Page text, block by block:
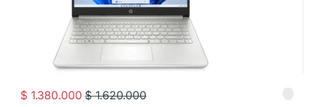
$1.380.000 $1.620.000